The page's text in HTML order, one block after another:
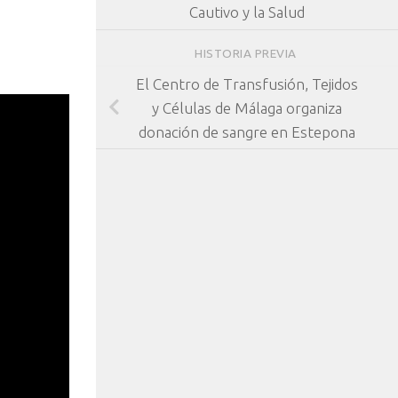
Cautivo y la Salud
HISTORIA PREVIA
El Centro de Transfusión, Tejidos
y Células de Málaga organiza
donación de sangre en Estepona